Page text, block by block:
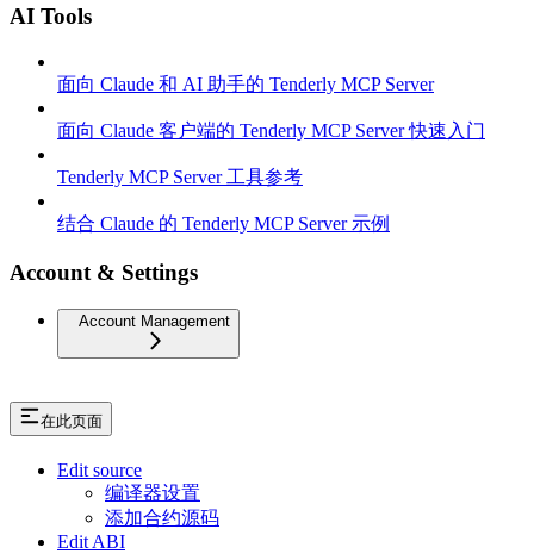
AI Tools
面向 Claude 和 AI 助手的 Tenderly MCP Server
面向 Claude 客户端的 Tenderly MCP Server 快速入门
Tenderly MCP Server 工具参考
结合 Claude 的 Tenderly MCP Server 示例
Account & Settings
Account Management
在此页面
Edit source
编译器设置
添加合约源码
Edit ABI